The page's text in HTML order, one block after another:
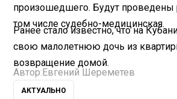
произошедшего. Будут проведены
том числе судебно-медицинская.
Ранее стало известно, что на
свою малолетнюю дочь из
возвращение домой.
Автор: Евгений Шереметев
АКТУАЛЬНО